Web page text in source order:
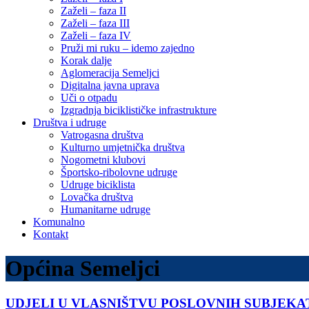
Zaželi – faza II
Zaželi – faza III
Zaželi – faza IV
Pruži mi ruku – idemo zajedno
Korak dalje
Aglomeracija Semeljci
Digitalna javna uprava
Uči o otpadu
Izgradnja biciklističke infrastrukture
Društva i udruge
Vatrogasna društva
Kulturno umjetnička društva
Nogometni klubovi
Športsko-ribolovne udruge
Udruge biciklista
Lovačka društva
Humanitarne udruge
Komunalno
Kontakt
Općina Semeljci
UDJELI U VLASNIŠTVU POSLOVNIH